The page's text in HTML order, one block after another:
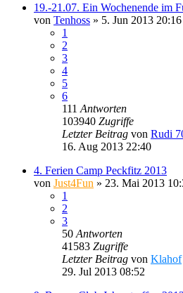
19.-21.07. Ein Wochenende im
von Tenhoss » 5. Jun 2013 20:16
1
2
3
4
5
6
111 Antworten
103940 Zugriffe
Letzter Beitrag von Rudi
16. Aug 2013 22:40
4. Ferien Camp Peckfitz 2013
von Just4Fun » 23. Mai 2013
1
2
3
50 Antworten
41583 Zugriffe
Letzter Beitrag von Klahof
29. Jul 2013 08:52